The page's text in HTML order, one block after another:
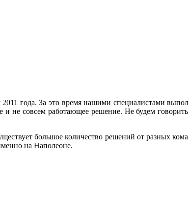
года. За это время нашими специалистами
не совсем работающее решение. Не будем
большое количество решений от разных
на Наполеоне.